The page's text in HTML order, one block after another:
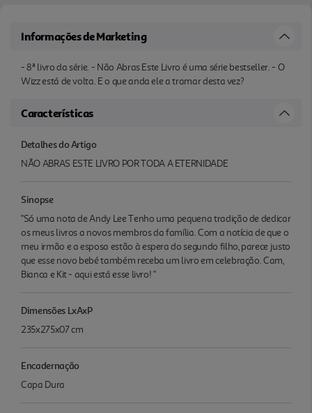
Informações de Marketing
- 8ª livro da série. - Não Abras Este Livro é uma série bestseller. - O
Wizz está de volta. E o que anda ele a tramar desta vez?
Características
Detalhes do Artigo
NÃO ABRAS ESTE LIVRO POR TODA A ETERNIDADE
Sinopse
"Só uma nota de Andy Lee Tenho uma pequena tradição de dedicar
os meus livros a novos membros da família. Com a notícia de que o
meu irmão e a esposa estão à espera do segundo filho, parece justo
que esse novo bebé também receba um livro em celebração. Cam,
Bianca e Kit - aqui está esse livro! "
Dimensões LxAxP
235x275x07 cm
Encadernação
Capa Dura